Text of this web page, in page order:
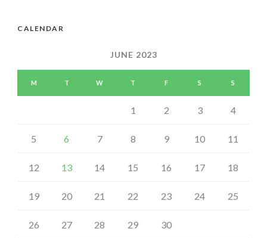
CALENDAR
JUNE 2023
M T W T F S S
1 2 3 4
5 6 7 8 9 10 11
12 13 14 15 16 17 18
19 20 21 22 23 24 25
26 27 28 29 30